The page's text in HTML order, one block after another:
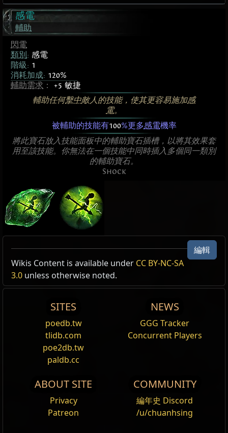
感電
輔助
閃電
類別 : 感電
階級: 1
消耗加成: 120%
輔助需求 ： +5 敏捷
輔助任何擊中敵人的技能，使其更容易施加感
電。
被輔助的技能有100%更多感電機率
將此寶石放入技能面板中的輔助寶石插槽，以將其效果套
用至該技能。你無法在一個技能中同時插入多個同一類別
的輔助寶石。
Shock
Allow Type: 傷害, 攻擊, CrossbowAmmoSkill
Reset
朝著目標區域躍起，並在落地時以你的武器重擊並
範圍內的敵人。被踩到的敵人將會 被推出去。
重盾衝鋒
並向目標方向衝鋒。在過程中撞擊到敵人時，衝
的敵人則會造成額外傷害。衝鋒時，你會舉起盾牌
所有來襲的
擊中。
護甲碎擊
感電
感電是使目標受到 20% 額外傷害的異常狀態，預設下對
閃電傷害會貢獻 至使敵人感電的機率。造成的
傷害越高，機率就越高。預設情況下， 擊中每造成目標
常狀態門檻
需求: 等級 18
— 40) 最大生命
感電
感電是使目標受到 20% 額外傷害的異常狀態，預設下對
玩家持續 4 秒，對非玩家持續 8 秒。
傷害越高，機率就越高。預設情況下，
擊中每造成目標
常狀態門檻
的 4%，就有 1% 機率感電。
發射飛散的閃爍
，它們會在地面上不規則移
動，直到擊中敵人或消失為止。情況許可時，會
編輯
Wikis Content is available under CC BY-NC-SA
3.0 unless otherwise noted.
SITES
poedb.tw
tlidb.com
poe2db.tw
paldb.cc
NEWS
GGG Tracker
Concurrent Players
ABOUT SITE
Privacy
Patreon
COMMUNITY
編年史 Discord
/u/chuanhsing